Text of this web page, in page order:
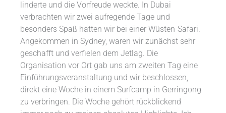
linderte und die Vorfreude weckte. In Dubai
verbrachten wir zwei aufregende Tage und
besonders Spaß hatten wir bei einer Wüsten-Safari.
Angekommen in Sydney, waren wir zunächst sehr
geschafft und verfielen dem Jetlag. Die
Organisation vor Ort gab uns am zweiten Tag eine
Einführungsveranstaltung und wir beschlossen,
direkt eine Woche in einem Surfcamp in Gerringong
zu verbringen. Die Woche gehört rückblickend